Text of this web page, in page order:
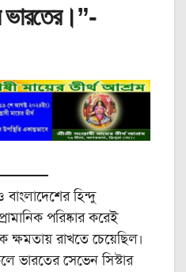
ভারতের।”-
হিন্দু
পরিষ্কার করেই
ক্ষমতায় রাখতে চেয়েছিল।
ভারতের সেভেন সিস্টার